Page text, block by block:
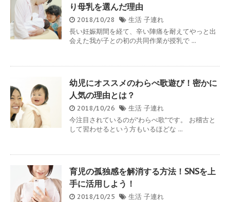
り母乳を選んだ理由
2018/10/28 生活 子連れ
長い妊娠期間を経て、辛い陣痛を耐えてやっと出
会えた我が子との初の共同作業が授乳で ...
幼児にオススメのわらべ歌遊び！密かに
人気の理由とは？
2018/10/26 生活 子連れ
今注目されているのが"わらべ歌"です。 お稽古と
して習わせるという方もいるほどな ...
育児の孤独感を解消する方法！SNSを上
手に活用しよう！
2018/10/25 生活 子連れ